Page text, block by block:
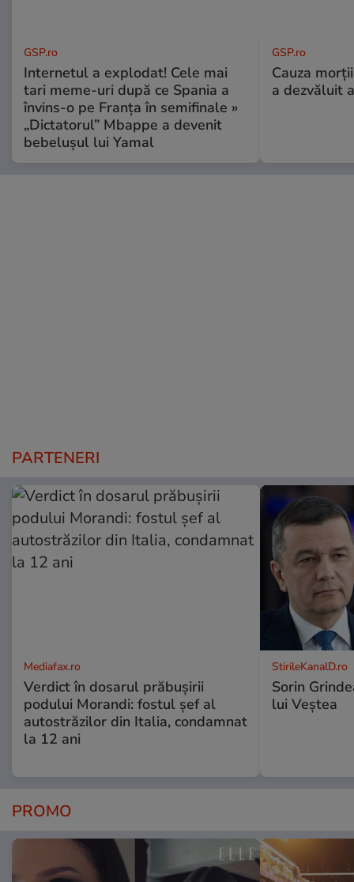
GSP.ro
Internetul a explodat! Cele mai
tari meme-uri după ce Spania a
învins-o pe Franța în semifinale »
„Dictatorul” Mbappe a devenit
bebelușul lui Yamal
GSP.ro
Cauza
a dezvăluit
PARTENERI
Mediafax.ro
Verdict în dosarul prăbușirii
podului Morandi: fostul șef al
autostrăzilor din Italia, condamnat
la 12 ani
StirileKanalD.ro
Sorin
lui Veștea
PROMO